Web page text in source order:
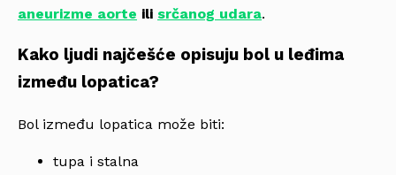
aneurizme aorte ili srčanog udara.
Kako ljudi najčešće opisuju bol u leđima
između lopatica?
Bol između lopatica može biti:
tupa i stalna